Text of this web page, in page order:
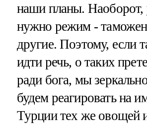
наши планы. Наоборот,
нужно режим -
другие. Поэтому, если
идти речь, о таких
ради бога, мы
будем реагировать на
Турции тех же овощей